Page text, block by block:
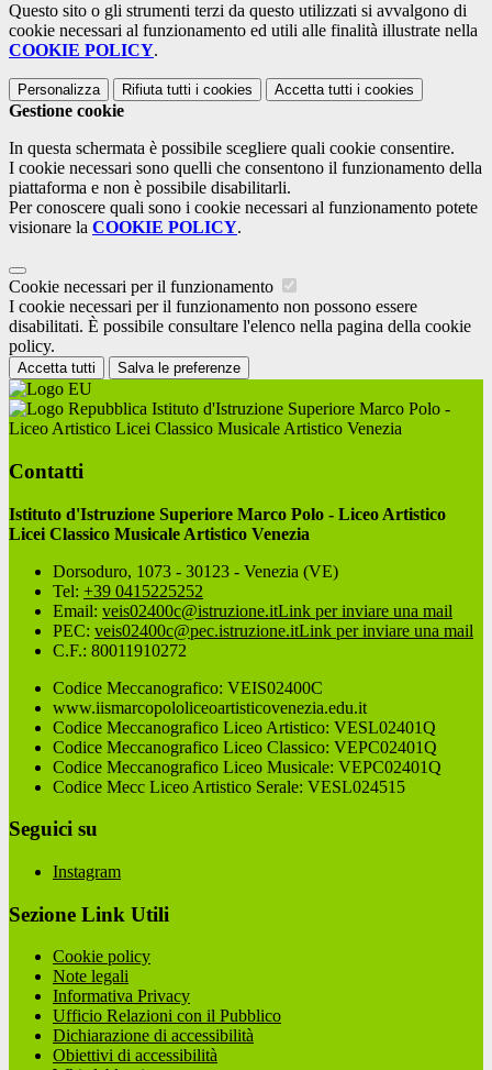
Questo sito o gli strumenti terzi da questo utilizzati si avvalgono di
cookie necessari al funzionamento ed utili alle finalità illustrate nella
COOKIE POLICY.
Personalizza Rifiuta tutti i cookies Accetta tutti i cookies
Gestione cookie
In questa schermata è possibile scegliere quali cookie consentire.
I cookie necessari sono quelli che consentono il funzionamento della
piattaforma e non è possibile disabilitarli.
Per conoscere quali sono i cookie necessari al funzionamento potete
visionare la COOKIE POLICY.
Cookie necessari per il funzionamento
I cookie necessari per il funzionamento non possono essere
disabilitati. È possibile consultare l'elenco nella pagina della cookie
policy.
Accetta tutti Salva le preferenze
Istituto d'Istruzione Superiore Marco Polo -
Liceo Artistico Licei Classico Musicale Artistico Venezia
Contatti
Istituto d'Istruzione Superiore Marco Polo - Liceo Artistico
Licei Classico Musicale Artistico Venezia
Dorsoduro, 1073 - 30123 - Venezia (VE)
Tel: +39 0415225252
Email: veis02400c@istruzione.itLink per inviare una mail
PEC: veis02400c@pec.istruzione.itLink per inviare una mail
C.F.: 80011910272
Codice Meccanografico: VEIS02400C
www.iismarcopololiceoartisticovenezia.edu.it
Codice Meccanografico Liceo Artistico: VESL02401Q
Codice Meccanografico Liceo Classico: VEPC02401Q
Codice Meccanografico Liceo Musicale: VEPC02401Q
Codice Mecc Liceo Artistico Serale: VESL024515
Seguici su
Instagram
Sezione Link Utili
Cookie policy
Note legali
Informativa Privacy
Ufficio Relazioni con il Pubblico
Dichiarazione di accessibilità
Obiettivi di accessibilità